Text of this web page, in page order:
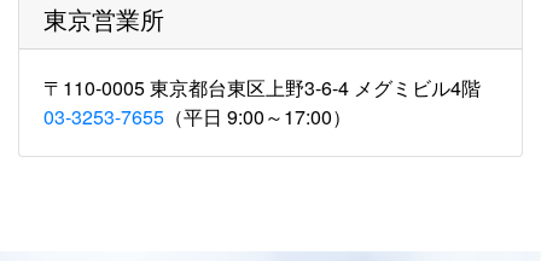
東京営業所
〒110-0005 東京都台東区上野3-6-4 メグミビル4階
03-3253-7655 （平日 9:00～17:00）